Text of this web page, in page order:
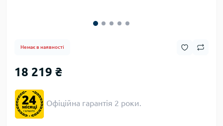
Немає в наявності
18 219 ₴
Офіційна гарантія 2 роки.